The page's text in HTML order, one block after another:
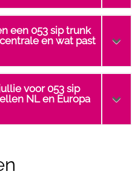
een 053 sip trunk
en wat past
voor 053 sip
NL en Europa